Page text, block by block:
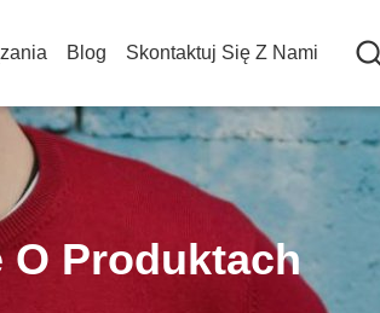
Blog Skontaktuj Się Z Nami
O Produktach